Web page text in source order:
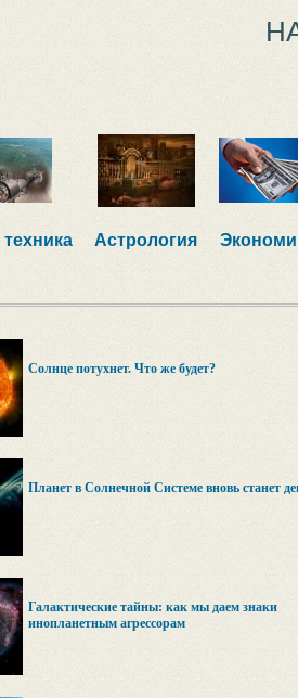
техника Астрология
Солнце потухнет. Что же будет?
Планет в Солнечной Системе вновь станет
Галактические тайны: как мы даем знаки
инопланетным агрессорам